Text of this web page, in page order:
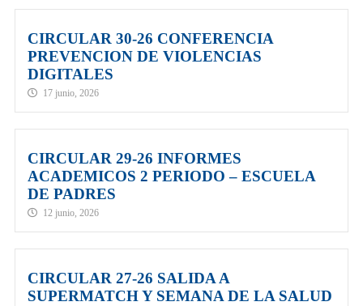
CIRCULAR 30-26 CONFERENCIA
PREVENCION DE VIOLENCIAS
DIGITALES
17 junio, 2026
CIRCULAR 29-26 INFORMES
ACADEMICOS 2 PERIODO – ESCUELA
DE PADRES
12 junio, 2026
CIRCULAR 27-26 SALIDA A
SUPERMATCH Y SEMANA DE LA SALUD